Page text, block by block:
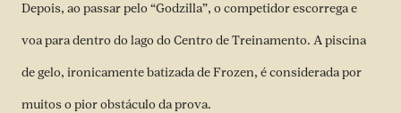
Depois, ao passar pelo “Godzilla”, o competidor escorrega e
voa para dentro do lago do Centro de Treinamento. A piscina
de gelo, ironicamente batizada de Frozen, é considerada por
muitos o pior obstáculo da prova.